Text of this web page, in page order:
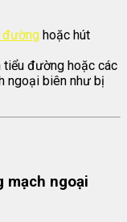
đường hoặc hút
đường hoặc các
ngoại biên như bị
mạch ngoại